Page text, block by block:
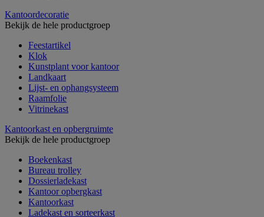
Kantoordecoratie
Bekijk de hele productgroep
Feestartikel
Klok
Kunstplant voor kantoor
Landkaart
Lijst- en ophangsysteem
Raamfolie
Vitrinekast
Kantoorkast en opbergruimte
Bekijk de hele productgroep
Boekenkast
Bureau trolley
Dossierladekast
Kantoor opbergkast
Kantoorkast
Ladekast en sorteerkast